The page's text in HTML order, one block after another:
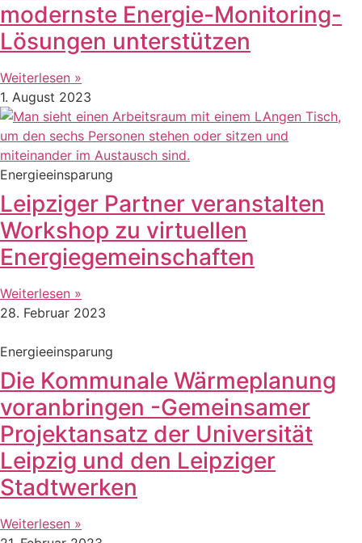
modernste Energie-Monitoring-
Lösungen unterstützen
Weiterlesen »
1. August 2023
Energieeinsparung
Leipziger Partner veranstalten
Workshop zu virtuellen
Energiegemeinschaften
Weiterlesen »
28. Februar 2023
Energieeinsparung
Die Kommunale Wärmeplanung
voranbringen -Gemeinsamer
Projektansatz der Universität
Leipzig und den Leipziger
Stadtwerken
Weiterlesen »